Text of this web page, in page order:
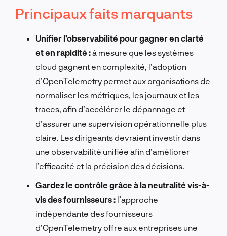
Principaux faits marquants
Unifier l’observabilité pour gagner en clarté
et en rapidité :à mesure que les systèmes
cloud gagnent en complexité, l’adoption
d’OpenTelemetry permet aux organisations de
normaliser les métriques, les journaux et les
traces, afin d’accélérer le dépannage et
d’assurer une supervision opérationnelle plus
claire. Les dirigeants devraient investir dans
une observabilité unifiée afin d’améliorer
l’efficacité et la précision des décisions.
Gardez le contrôle grâce à la neutralité vis-à-
vis des fournisseurs : l’approche
indépendante des fournisseurs
d’OpenTelemetry offre aux entreprises une